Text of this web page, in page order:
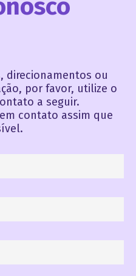
direcionamentos ou
por favor, utilize o
a seguir.
contato assim que